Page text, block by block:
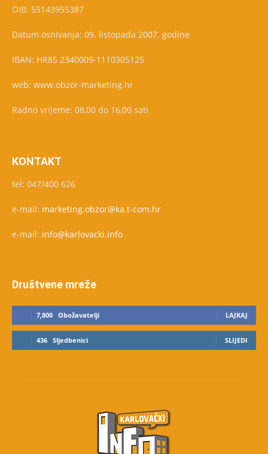
OIB: 55143955387
Datum osnivanja: 09. listopada 2007. godine
IBAN: HR85 2340009-1110305125
web: www.obzor-marketing.hr
Radno vrijeme: 08,00 do 16,00 sati
KONTAKT
tel: 047/400 626
e-mail: marketing.obzor@ka.t-com.hr
e-mail: info@karlovacki.info
Društvene mreže
7,800 Obožavatelji LAJKAJ
436 Sljedbenici SLIJEDI